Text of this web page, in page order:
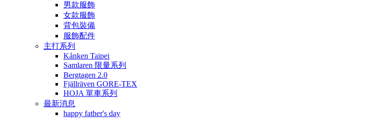
男款服飾
女款服飾
背包裝備
服飾配件
主打系列
Kånken Taipei
Samlaren 限量系列
Bergtagen 2.0
Fjällräven GORE-TEX
HOJA 單車系列
最新消息
happy father's day